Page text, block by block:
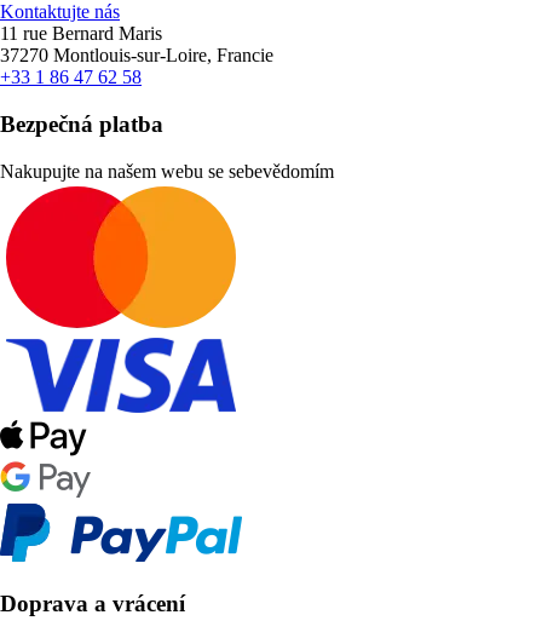
Kontaktujte nás
11 rue Bernard Maris
37270 Montlouis-sur-Loire, Francie
+33 1 86 47 62 58
Bezpečná platba
Nakupujte na našem webu se sebevědomím
Doprava a vrácení